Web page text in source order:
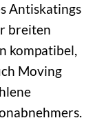
Antiskatings
breiten
kompatibel,
Moving